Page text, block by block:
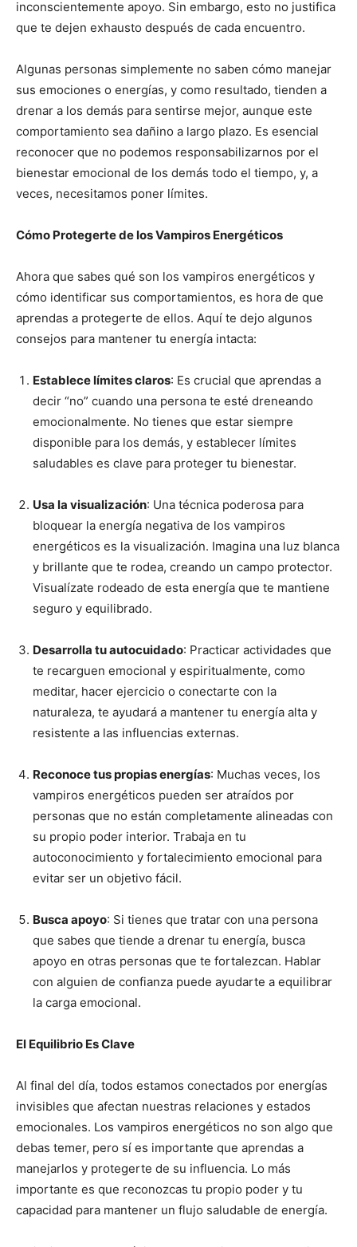
inconscientemente apoyo. Sin embargo, esto no justifica
que te dejen exhausto después de cada encuentro.
Algunas personas simplemente no saben cómo manejar
sus emociones o energías, y como resultado, tienden a
drenar a los demás para sentirse mejor, aunque este
comportamiento sea dañino a largo plazo. Es esencial
reconocer que no podemos responsabilizarnos por el
bienestar emocional de los demás todo el tiempo, y, a
veces, necesitamos poner límites.
Cómo Protegerte de los Vampiros Energéticos
Ahora que sabes qué son los vampiros energéticos y
cómo identificar sus comportamientos, es hora de que
aprendas a protegerte de ellos. Aquí te dejo algunos
consejos para mantener tu energía intacta:
Establece límites claros: Es crucial que aprendas a
decir “no” cuando una persona te esté dreneando
emocionalmente. No tienes que estar siempre
disponible para los demás, y establecer límites
saludables es clave para proteger tu bienestar.
Usa la visualización: Una técnica poderosa para
bloquear la energía negativa de los vampiros
energéticos es la visualización. Imagina una luz blanca
y brillante que te rodea, creando un campo protector.
Visualízate rodeado de esta energía que te mantiene
seguro y equilibrado.
Desarrolla tu autocuidado: Practicar actividades que
te recarguen emocional y espiritualmente, como
meditar, hacer ejercicio o conectarte con la
naturaleza, te ayudará a mantener tu energía alta y
resistente a las influencias externas.
Reconoce tus propias energías: Muchas veces, los
vampiros energéticos pueden ser atraídos por
personas que no están completamente alineadas con
su propio poder interior. Trabaja en tu
autoconocimiento y fortalecimiento emocional para
evitar ser un objetivo fácil.
Busca apoyo: Si tienes que tratar con una persona
que sabes que tiende a drenar tu energía, busca
apoyo en otras personas que te fortalezcan. Hablar
con alguien de confianza puede ayudarte a equilibrar
la carga emocional.
El Equilibrio Es Clave
Al final del día, todos estamos conectados por energías
invisibles que afectan nuestras relaciones y estados
emocionales. Los vampiros energéticos no son algo que
debas temer, pero sí es importante que aprendas a
manejarlos y protegerte de su influencia. Lo más
importante es que reconozcas tu propio poder y tu
capacidad para mantener un flujo saludable de energía.